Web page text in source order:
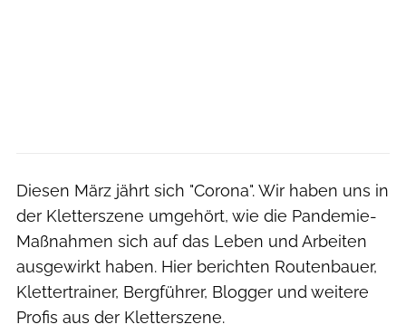
Diesen März jährt sich "Corona". Wir haben uns in
der Kletterszene umgehört, wie die Pandemie-
Maßnahmen sich auf das Leben und Arbeiten
ausgewirkt haben. Hier berichten Routenbauer,
Klettertrainer, Bergführer, Blogger und weitere
Profis aus der Kletterszene.